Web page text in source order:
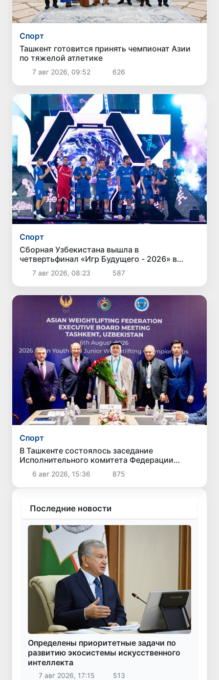
Спорт
Ташкент готовится принять чемпионат Азии
по тяжелой атлетике
7 авг 2026, 09:52 626
Спорт
Сборная Узбекистана вышла в
четвертьфинал «Игр Будущего - 2026» в
Астане
7 авг 2026, 08:23 587
Спорт
В Ташкенте состоялось заседание
Исполнительного комитета Федерации
тяжелой атлетики Азии
6 авг 2026, 15:36 875
Последние новости
Определены приоритетные задачи по
развитию экосистемы искусственного
интеллекта
7 авг 2026, 17:15 513